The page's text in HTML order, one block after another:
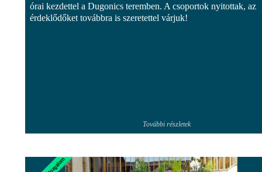
órai kezdettel a Dugonics teremben. A csoportok nyitottak, az
érdeklődőket továbbra is szeretettel várjuk!
További részletek